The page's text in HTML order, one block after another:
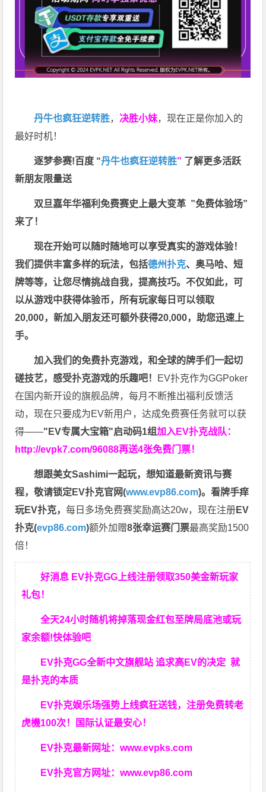
丹牛也疯狂逆转胜， 决胜小妹，现在正是你加入的
最好时机！
逐梦参赛!百度 “丹牛也疯狂逆转胜” 了解更多活跃
新朋友限量送
双旦嘉年华福利免费赛史上最大变革 ”免费体验场”
来了！
现在开始可以随时随地可以享受真实的游戏体验！
我们提供丰富多样的玩法，包括德州扑克、奥马哈、短
牌等等，让您尽情挑战自我，提高技巧。不仅如此， 可
以从游戏中获得体验币，所有玩家每日可以领取
20,000，新加入朋友还可额外获得20,000，助您迅速上
手。
加入我们的免费扑克游戏，和全球的牌手们一起切
磋技艺，感受扑克游戏的乐趣吧！ EV扑克作为GGPoker
在国内新开设的旗舰品牌，每月不断推出福利反馈活
动，现在只要成为EV新用户，达成免费赛任务就可以获
得——"EV专属大宝箱"启动码1组加入EV扑克战队：
http://evpk7.com/96088再送4张免费门票！
想跟美女Sashimi一起玩，想知道最新资讯与赛
程，敬请锁定EV扑克官网(www.evp86.com)。看牌手痒
玩EV扑克，每日多场免费赛奖励高达20w，现在注册EV
扑克(evp86.com)额外加赠8张幸运赛门票最高奖励1500
倍！
好消息 EV扑克GG上线注册领取350美金新玩家
礼包！
全天24小时随机将掉落现金红包至牌局底池或玩
家余额!快体验吧
EV扑克GG全新中文旗舰站 追求高EV的决定就
是扑克的本质
EV扑克娱乐场强势上线疯狂送钱，注册免费转老
虎機100次！国际认证最安心！
EV扑克最新网址：www.evpks.com
EV扑克官方网址：www.evp86.com